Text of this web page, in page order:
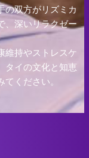
の双方がリズミカ
、深いリラクゼー
維持やストレスケ
タイの文化と知恵
ください。